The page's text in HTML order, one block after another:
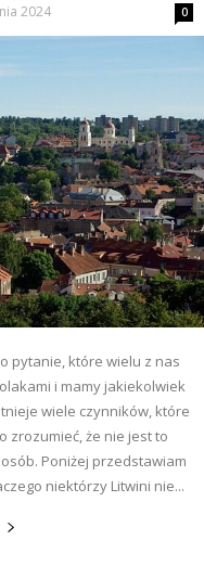
2024 0
pytanie, które wielu z nas
i mamy jakiekolwiek
wiele czynników, które
zrozumieć, że nie jest to
Poniżej przedstawiam
niektórzy Litwini nie...